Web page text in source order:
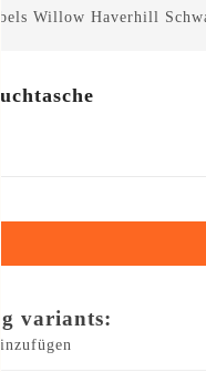
Willow Haverhill
variants: